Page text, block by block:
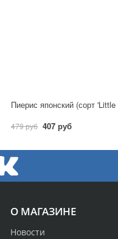
Пиерис японский (сорт
479 руб 407 руб
О МАГАЗИНЕ
Новости